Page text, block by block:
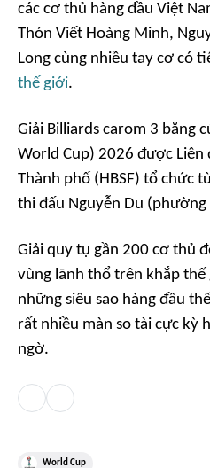
các cơ thủ hàng đầu Việt
Thón Viết Hoàng Minh,
Long cùng nhiều tay cơ có
thế giới.
Giải Billiards carom 3 băng
World Cup) 2026 được Liên
Thành phố (HBSF) tổ chức
thi đấu Nguyễn Du (phường
Giải quy tụ gần 200 cơ thủ
vùng lãnh thổ trên khắp
những siêu sao hàng đầu
rất nhiều màn so tài cực kỳ
ngờ.
World Cup